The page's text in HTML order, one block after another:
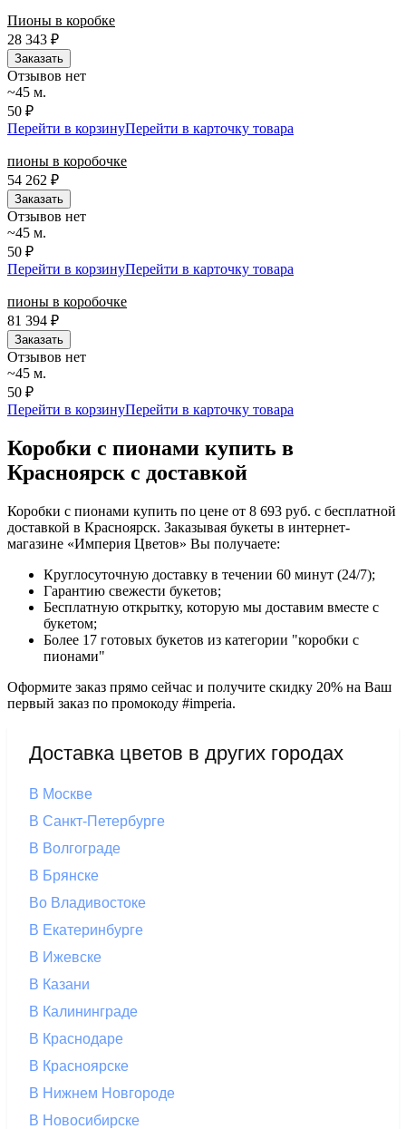
Пионы в коробке
28 343 ₽
Заказать
Отзывов нет
~45 м.
50 ₽
Перейти в корзинуПерейти в карточку товара
пионы в коробочке
54 262 ₽
Заказать
Отзывов нет
~45 м.
50 ₽
Перейти в корзинуПерейти в карточку товара
пионы в коробочке
81 394 ₽
Заказать
Отзывов нет
~45 м.
50 ₽
Перейти в корзинуПерейти в карточку товара
Коробки с пионами купить в
Красноярск с доставкой
Коробки с пионами купить по цене от 8 693 руб. с бесплатной
доставкой в Красноярск. Заказывая букеты в интернет-
магазине «Империя Цветов» Вы получаете:
Круглосуточную доставку в течении 60 минут (24/7);
Гарантию свежести букетов;
Бесплатную открытку, которую мы доставим вместе с
букетом;
Более 17 готовых букетов из категории "коробки с
пионами"
Оформите заказ прямо сейчас и получите скидку 20% на Ваш
первый заказ по промокоду #imperia.
Доставка цветов в других городах
В Москве
В Санкт-Петербурге
В Волгограде
В Брянске
Во Владивостоке
В Екатеринбурге
В Ижевске
В Казани
В Калининграде
В Краснодаре
В Красноярске
В Нижнем Новгороде
В Новосибирске